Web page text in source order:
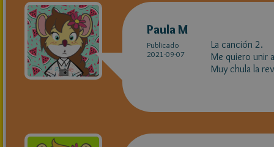
Paula M
Publicado
2021-09-07
La canción 2.
Me quiero unir
Muy chula la